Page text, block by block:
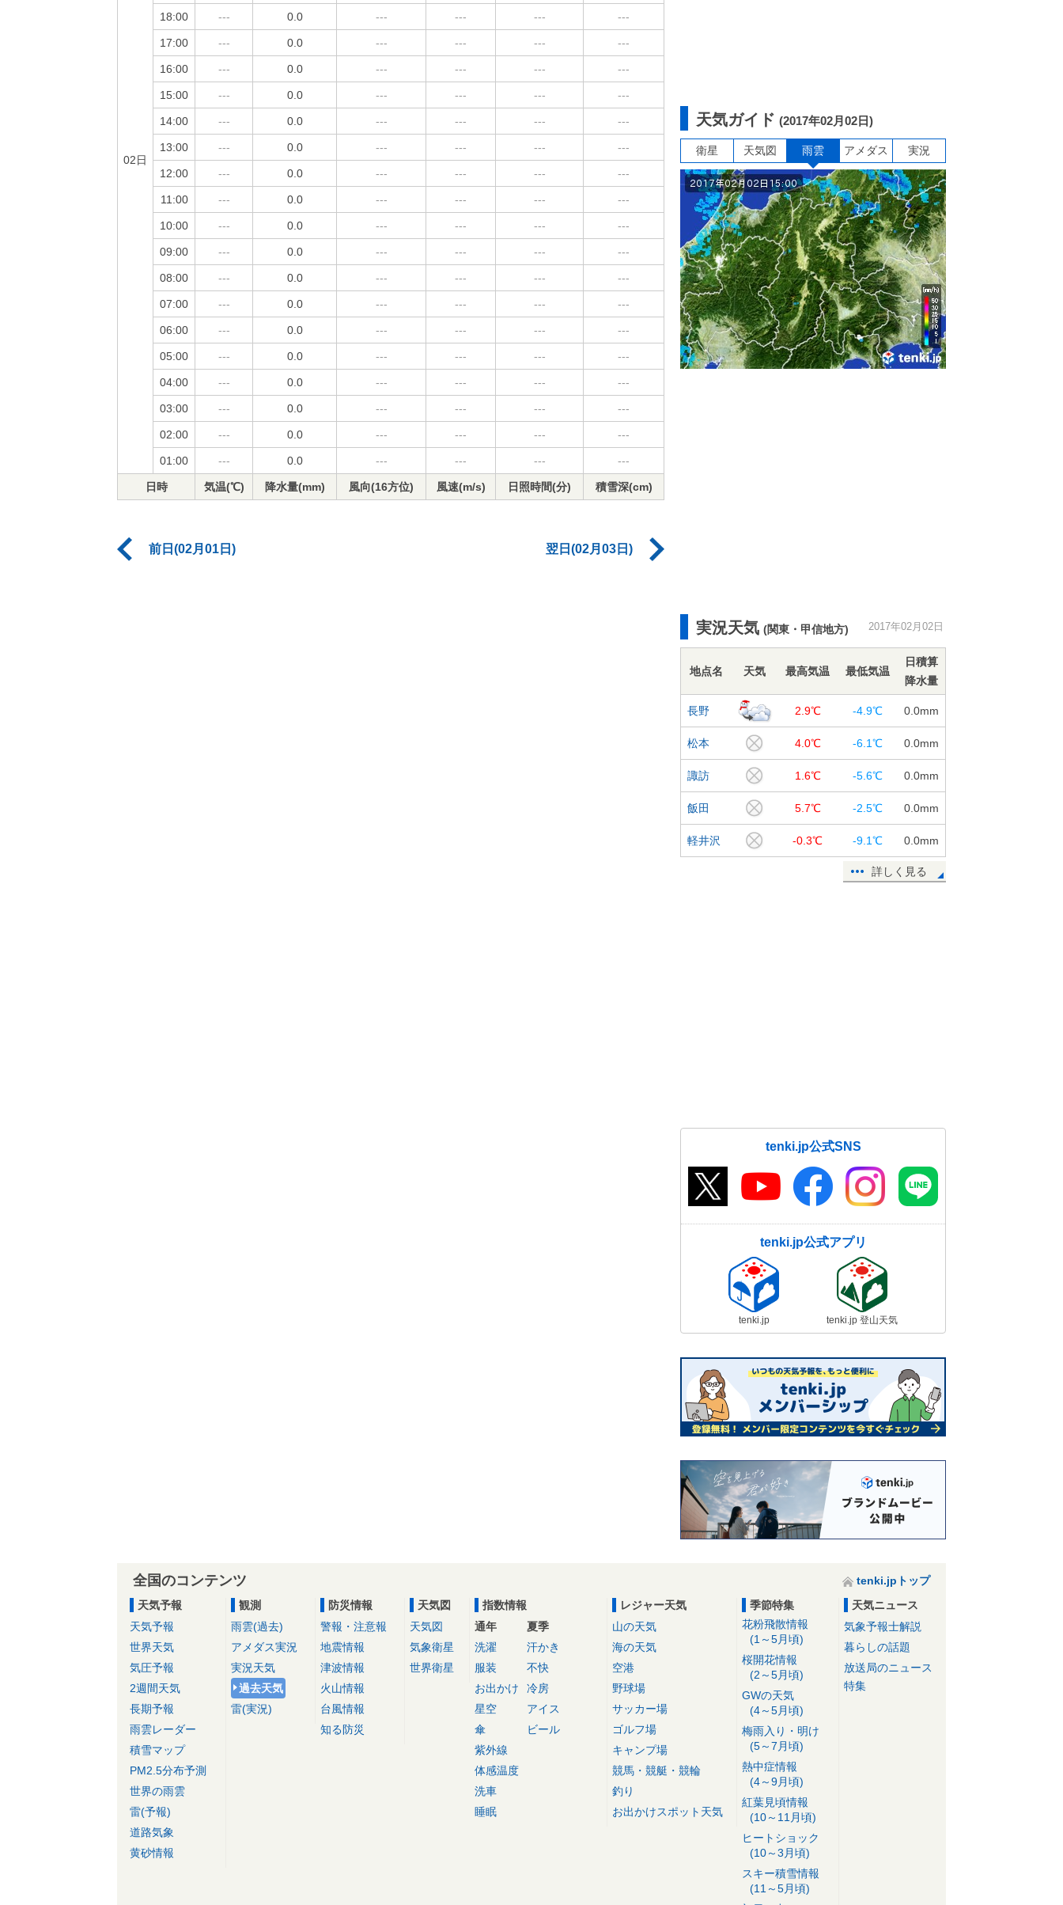
02日
18:00 --- 0.0 --- --- --- ---
17:00 --- 0.0 --- --- --- ---
16:00 --- 0.0 --- --- --- ---
15:00 --- 0.0 --- --- --- ---
14:00 --- 0.0 --- --- --- ---
13:00 --- 0.0 --- --- --- ---
12:00 --- 0.0 --- --- --- ---
11:00 --- 0.0 --- --- --- ---
10:00 --- 0.0 --- --- --- ---
09:00 --- 0.0 --- --- --- ---
08:00 --- 0.0 --- --- --- ---
07:00 --- 0.0 --- --- --- ---
06:00 --- 0.0 --- --- --- ---
05:00 --- 0.0 --- --- --- ---
04:00 --- 0.0 --- --- --- ---
03:00 --- 0.0 --- --- --- ---
02:00 --- 0.0 --- --- --- ---
01:00 --- 0.0 --- --- --- ---
日時 気温(℃) 降水量(mm) 風向(16方位) 風速(m/s) 日照時間(分) 積雪深(cm)
前日(02月01日) 翌日(02月03日)
天気ガイド (2017年02月02日)
衛星 天気図 雨雲 アメダス 実況
実況天気 (関東・甲信地方) 2017年02月02日
地点名 天気 最高気温 最低気温
日積算
降水量
長野 2.9℃ -4.9℃ 0.0mm
松本 4.0℃ -6.1℃ 0.0mm
諏訪 1.6℃ -5.6℃ 0.0mm
飯田 5.7℃ -2.5℃ 0.0mm
軽井沢 -0.3℃ -9.1℃ 0.0mm
詳しく見る
tenki.jp公式SNS
tenki.jp公式アプリ
tenki.jp tenki.jp 登山天気
全国のコンテンツ
tenki.jpトップ
天気予報
天気予報
世界天気
気圧予報
2週間天気
長期予報
雨雲レーダー
積雪マップ
PM2.5分布予測
世界の雨雲
雷(予報)
道路気象
黄砂情報
観測
雨雲(過去)
アメダス実況
実況天気
過去天気
雷(実況)
防災情報
警報・注意報
地震情報
津波情報
火山情報
台風情報
知る防災
天気図
天気図
気象衛星
世界衛星
指数情報
通年
洗濯
服装
お出かけ
星空
傘
紫外線
体感温度
洗車
睡眠
夏季
汗かき
不快
冷房
アイス
ビール
レジャー天気
山の天気
海の天気
空港
野球場
サッカー場
ゴルフ場
キャンプ場
競馬・競艇・競輪
釣り
お出かけスポット天気
季節特集
花粉飛散情報
(1～5月頃)
桜開花情報
(2～5月頃)
GWの天気
(4～5月頃)
梅雨入り・明け
(5～7月頃)
熱中症情報
(4～9月頃)
紅葉見頃情報
(10～11月頃)
ヒートショック
(10～3月頃)
スキー積雪情報
(11～5月頃)
天気ニュース
気象予報士解説
暮らしの話題
放送局のニュース
特集